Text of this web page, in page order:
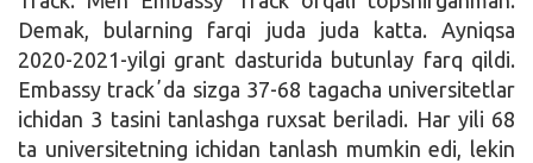
Demak, bularning farqi juda juda katta. Ayniqsa
2020-2021-yilgi grant dasturida butunlay farq qildi.
Embassy trackʼda sizga 37-68 tagacha universitetlar
ichidan 3 tasini tanlashga ruxsat beriladi. Har yili 68
ta universitetning ichidan tanlash mumkin edi, lekin